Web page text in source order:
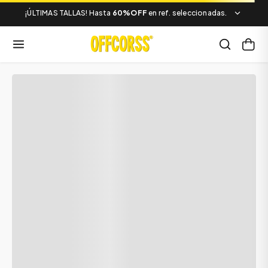
¡ÚLTIMAS TALLAS! Hasta 60%OFF en ref. seleccionadas.